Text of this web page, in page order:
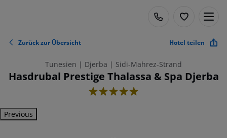
Zurück zur Übersicht Hotel teilen
Tunesien | Djerba | Sidi-Mahrez-Strand
Hasdrubal Prestige Thalassa & Spa Djerba
5
Previous